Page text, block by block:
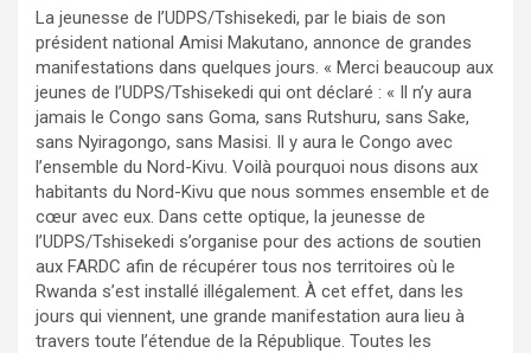
La jeunesse de l’UDPS/Tshisekedi, par le biais de son
président national Amisi Makutano, annonce de grandes
manifestations dans quelques jours. « Merci beaucoup aux
jeunes de l’UDPS/Tshisekedi qui ont déclaré : « Il n’y aura
jamais le Congo sans Goma, sans Rutshuru, sans Sake,
sans Nyiragongo, sans Masisi. Il y aura le Congo avec
l’ensemble du Nord-Kivu. Voilà pourquoi nous disons aux
habitants du Nord-Kivu que nous sommes ensemble et de
cœur avec eux. Dans cette optique, la jeunesse de
l’UDPS/Tshisekedi s’organise pour des actions de soutien
aux FARDC afin de récupérer tous nos territoires où le
Rwanda s’est installé illégalement. À cet effet, dans les
jours qui viennent, une grande manifestation aura lieu à
travers toute l’étendue de la République. Toutes les